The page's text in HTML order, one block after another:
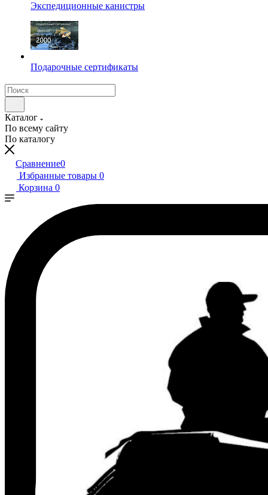
Экспедиционные канистры
Подарочные сертификаты
Каталог
По всему сайту
По каталогу
Сравнение0
Избранные товары 0
Корзина 0